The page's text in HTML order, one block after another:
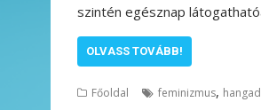
szintén egésznap
OLVASS TOVÁBB!
Főoldal feminizmus,